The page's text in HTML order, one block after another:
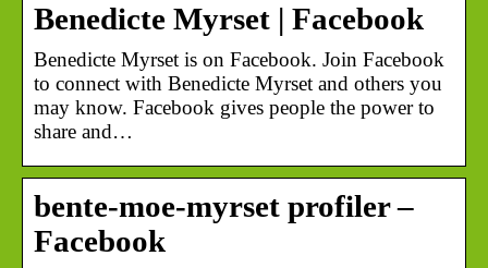
Benedicte Myrset | Facebook
Benedicte Myrset is on Facebook. Join Facebook
to connect with Benedicte Myrset and others you
may know. Facebook gives people the power to
share and…
bente-moe-myrset profiler –
Facebook